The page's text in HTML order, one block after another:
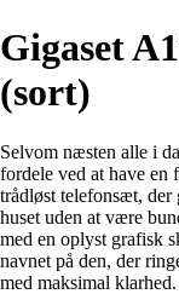
Gigaset
(sort)
Selvom næsten alle i
fordele ved at have en
trådløst telefonsæt,
huset uden at være
med en oplyst grafisk
navnet på den, der
med maksimal klarhed.